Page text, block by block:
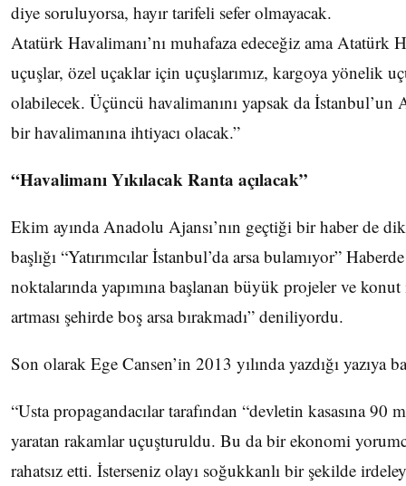
diye soruluyorsa, hayır tarifeli sefer olmayacak.
Atatürk Havalimanı’nı muhafaza edeceğiz ama Atatürk
uçuşlar, özel uçaklar için uçuşlarımız, kargoya yönelik
olabilecek. Üçüncü havalimanını yapsak da
bir havalimanına ihtiyacı olacak.”
“Havalimanı Yıkılacak Ranta açılacak”
Ekim ayında Anadolu Ajansı’nın geçtiği bir haber de
başlığı “Yatırımcılar İstanbul’da arsa bulamıyor”
noktalarında yapımına başlanan büyük projeler ve
artması şehirde boş arsa bırakmadı” deniliyordu.
Son olarak Ege Cansen’in 2013 yılında yazdığı yazıya
“Usta propagandacılar tarafından “devletin kasasına
yaratan rakamlar uçuşturuldu. Bu da bir ekonomi
rahatsız etti. İsterseniz olayı soğukkanlı bir şekilde